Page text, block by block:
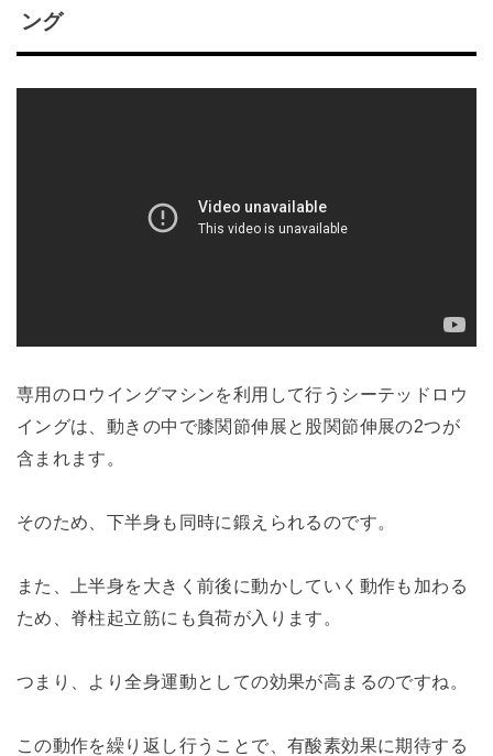
ング
専用のロウイングマシンを利用して行うシーテッドロウ
イングは、動きの中で膝関節伸展と股関節伸展の2つが
含まれます。
そのため、下半身も同時に鍛えられるのです。
また、上半身を大きく前後に動かしていく動作も加わる
ため、脊柱起立筋にも負荷が入ります。
つまり、より全身運動としての効果が高まるのですね。
この動作を繰り返し行うことで、有酸素効果に期待する